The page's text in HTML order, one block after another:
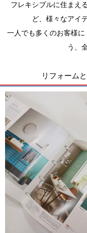
フレキシブルに住まえ
ど、様々なアイ
一人でも多くのお客様
う、
リフォーム